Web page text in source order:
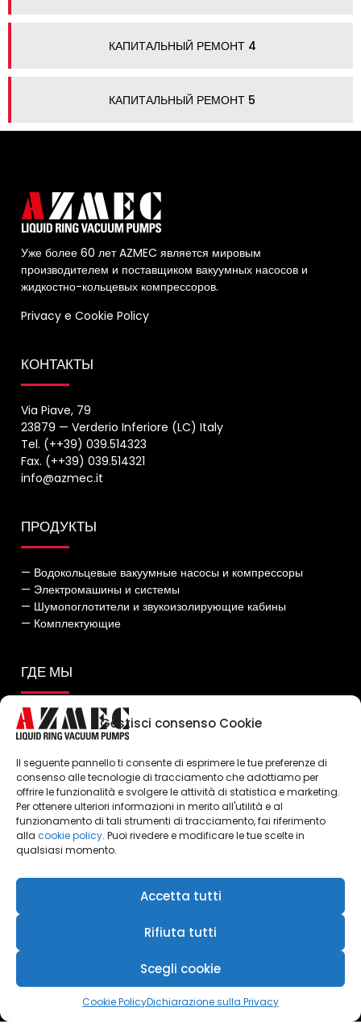
Gestisci consenso Cookie
Il seguente pannello ti consente di esprimere le tue preferenze di
consenso alle tecnologie di tracciamento che adottiamo per
offrire le funzionalità e svolgere le attività di statistica e marketing.
Per ottenere ulteriori informazioni in merito all'utilità e al
funzionamento di tali strumenti di tracciamento, fai riferimento
alla cookie policy. Puoi rivedere e modificare le tue scelte in
qualsiasi momento.
Accetta tutti
Rifiuta tutti
Scegli cookie
Cookie PolicyDichiarazione sulla Privacy
КАПИТАЛЬНЫЙ РЕМОНТ 4
КАПИТАЛЬНЫЙ РЕМОНТ 5
Уже более 60 лет AZMEC является мировым
производителем и поставщиком вакуумных насосов и
жидкостно-кольцевых компрессоров.
Privacy eCookie Policy
КОНТАКТЫ
Via Piave, 79
23879 — Verderio Inferiore (LC) Italy
Tel. (++39) 039.514323
Fax. (++39) 039.514321
info@azmec.it
ПРОДУКТЫ
— Водокольцевые вакуумные насосы и компрессоры
— Электромашины и системы
— Шумопоглотители и звукоизолирующие кабины
— Комплектующие
ГДЕ МЫ
Click to accept marketing cookies and
enable this content